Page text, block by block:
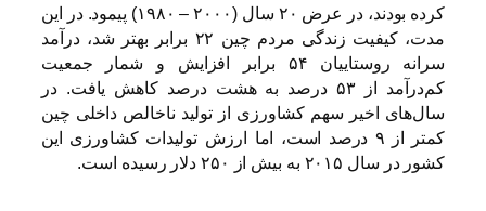
کرده بودند، در عرض ۲۰ سال (۲۰۰۰ – ۱۹۸۰) پیمود. در این
مدت، کیفیت زندگی مردم چین ۲۲ برابر بهتر شد، درآمد
سرانه روستاییان ۵۴ برابر افزایش و شمار جمعیت
کم‌درآمد از ۵۳ درصد به هشت درصد کاهش یافت. در
سال‌های اخیر سهم کشاورزی از تولید ناخالص داخلی چین
کمتر از ۹ درصد است، اما ارزش تولیدات کشاورزی این
کشور در سال ۲۰۱۵ به بیش از ۲۵۰ دلار رسیده است.